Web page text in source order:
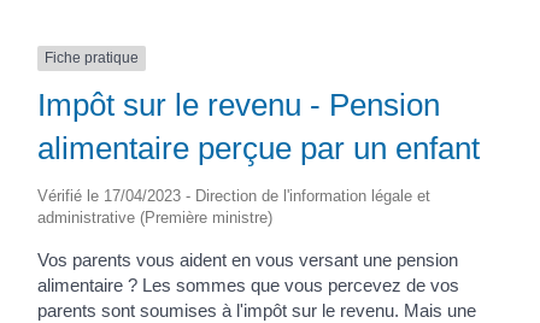
Fiche pratique
Impôt sur le revenu - Pension
alimentaire perçue par un enfant
Vérifié le 17/04/2023 - Direction de l'information légale et
administrative (Première ministre)
Vos parents vous aident en vous versant une pension
alimentaire ? Les sommes que vous percevez de vos
parents sont soumises à l'impôt sur le revenu. Mais une